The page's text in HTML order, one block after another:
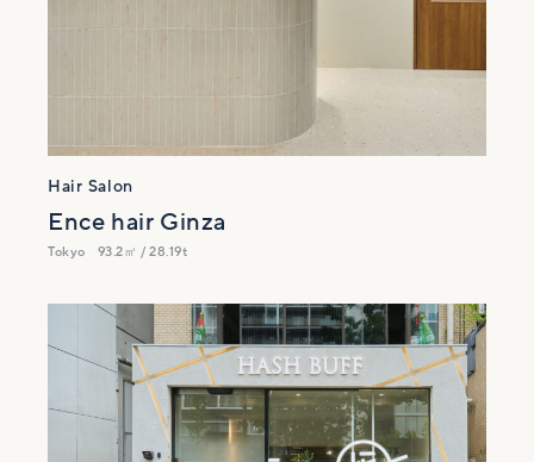
Hair Salon
Ence hair Ginza
Tokyo 93.2㎡ / 28.19t